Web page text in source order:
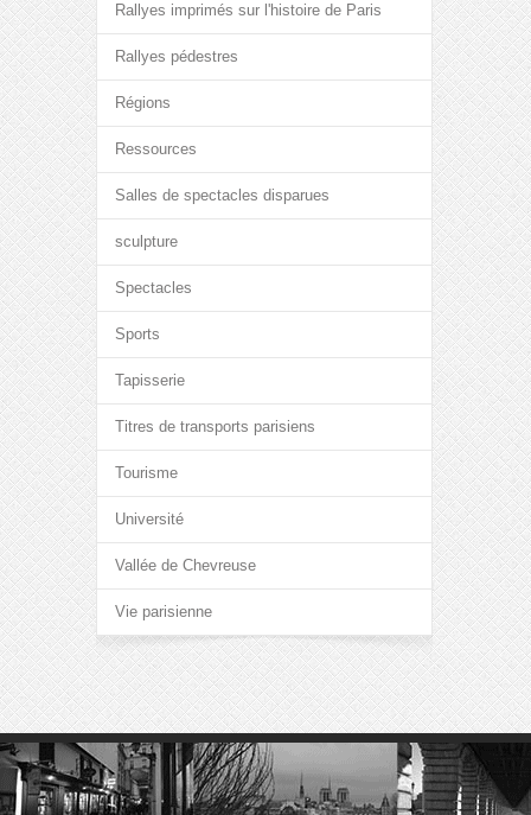
Rallyes imprimés sur l'histoire de Paris
Rallyes pédestres
Régions
Ressources
Salles de spectacles disparues
sculpture
Spectacles
Sports
Tapisserie
Titres de transports parisiens
Tourisme
Université
Vallée de Chevreuse
Vie parisienne